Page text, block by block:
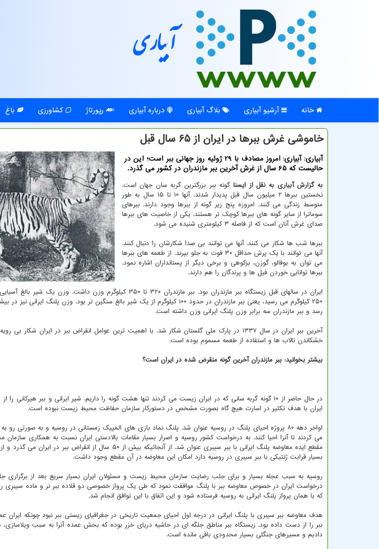
آبیاری
خانه آرشیو آبیاری بلاگ آبیاری درباره آبیاری رپورتاژ کشاورزی باغ
خاموشی غرش ببرها در ایران از ۶۵ سال قبل
آبیاری: آبیاری: امروز مصادف با 29 ژوئیه روز جهانی ببر است؛ این در
حالیست که 65 سال از غرش آخرین ببر مازندران در کشور می گذرد.
به گزارش آبیاری به نقل از ایسناگونه ببر بزرگترین گربه سان جهان است.
نخستین ببرها ۲ میلیون سال قبل پدیدار شدند. آنها ۱۰ تا ۱۵ سال به طور
متوسط زندگی می کنند. امروزه پنج زیر گونه از ببرها وجود دارند. ببرهای
سوماترا از سایر گونه های ببرها کوچک تر هستند. یکی از خاصیت های ببرها
صدای غرش آنان است که از فاصله ۳ کیلومتری شنیده می شود.
ببرها شب ها شکار می کنند. آنها می توانند بی صدا شکارشان را دنبال کنند.
آنها می توانند با یک پرش حداقل ۳۰ فوت به جلو بپرند. از طعمه های ببرها
می توان به بوفالو، گوزن، بزکوهی و برخی دیگر از پستانداران اشاره نمود.
ببرها توانایی خوردن فیل ها و پرندگان را هم دارند.
رسد و ببر مازندران سه برابر وزن پلنگ ایرانی وزن داشته است.
آخرین ببر ایران در سال ۱۳۳۷ در پارک ملی گلستان شکار شد. با اهمیت ترین عوامل انقراض ببر در ایران
خشکاندن تالاب ها و استفاده از طعمه مسموم بوده است.
بیشتر بخوانید: ببر مازندران آخرین گونه منقرض شده در ایران است؟
در حال حاضر از ۱۰ گونه گربه سانی که در ایران زیست می کردند تنها هشت گونه را داریم. شیر ایرانی و ببر هیرکانی
ایران با هدف تکثیر در اسارت هیچ گاه بصورت مشخص در دستورکار سازمان حفاظت محیط زیست نبوده است.
اواخر دهه ۸۰ پروژه احیای پلنگ در روسیه عنوان شد. پلنگ نماد بازی های المپیک زمستانی در روسیه و به صورتی
می کردند تا آنرا احیا کنند. به درخواست کشور روسیه و اصرار بسیار مقامات بالادستی ایران نسبت به همکاری
مقطع ایده معاوضه پلنگ ایرانی با ببر سیبری عنوان شد. از آنجائیکه بیش از ۵۰ سال
بسیار قرابت ژنتیکی با ببر سیبری در روسیه دارد امکان این معاوضه در آن مقطع وجود داشت.
روسیه به سبب عجله بسیار و برای جلب رضایت سازمان محیط زیست و مسئولان ایران بسیار سریع بعد از برگزاری
درخواست ایران در خصوص معاوضه ببر با پلنگ موافقت نمود که طی یک پرواز خصوصی دو قلاده ببر نر و ماده سیبری را
که با همان پرواز پلنگ ایرانی به روسیه فرستاده شود و این اتفاق با این توافق انجام شد.
هدف معاوضه ببر سیبری با پلنگ ایرانی در درجه اول احیای جمعیت تاریخی در جغرافیای زیستی ببر نبود چونکه ایران
ببر را از دست داده بود. زیستگاه ببر مناطق جلگه ای در حاشیه دریای خزر بوده که بخش عمده آنرا به سبب ویلاسازی،
دادیم و مسیرهای جنگلی بسیار محدودی باقی مانده است.